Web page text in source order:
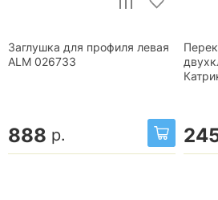
Заглушка для профиля левая
ALM 026733
888 р.